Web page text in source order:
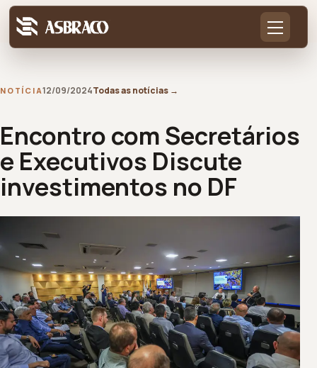
NOTÍCIA12/09/2024Todas as notícias →
Encontro com Secretários
e Executivos Discute
investimentos no DF